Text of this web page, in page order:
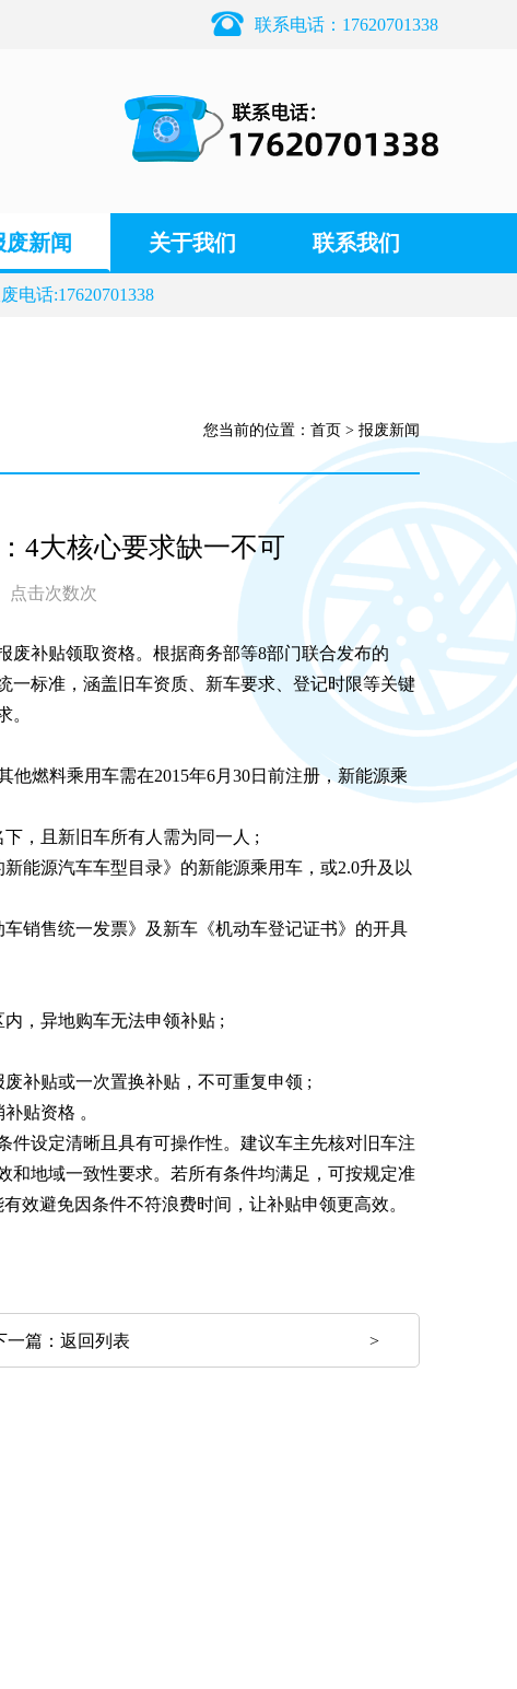
联系电话：17620701338
废新闻 关于我们 联系我们
电话:17620701338
您当前的位置： 首页 > 报废新闻
4大核心要求缺一不可
点击次数次
废补贴领取资格。根据商务部等8部门联合发布的
一标准，涵盖旧车资质、新车要求、登记时限等关键
。
燃料乘用车需在2015年6月30日前注册，新能源乘
，且新旧车所有人需为同一人 ;
源汽车车型目录》的新能源乘用车，或2.0升及以
销售统一发票》及新车《机动车登记证书》的开具
，异地购车无法申领补贴 ;
补贴或一次置换补贴，不可重复申领 ;
贴资格 。
件设定清晰且具有可操作性。建议车主先核对旧车注
和地域一致性要求。若所有条件均满足，可按规定准
效避免因条件不符浪费时间，让补贴申领更高效。
一篇： 返回列表 >